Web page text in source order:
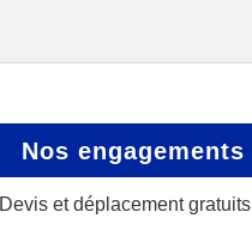
Nos engagements
Devis et déplacement gratuits